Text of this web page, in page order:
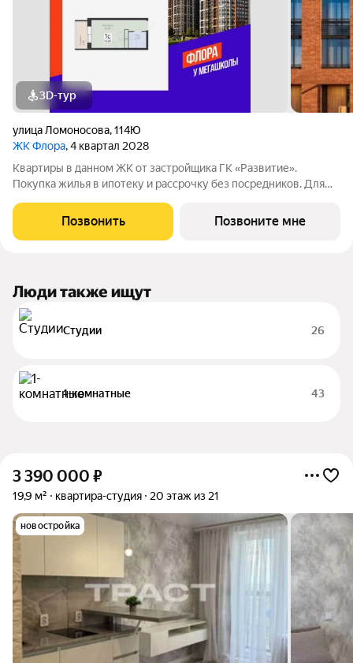
3D-тур
улица Ломоносова,114Ю
ЖК Флора, 4 квартал 2028
Квартиры в данном ЖК от застройщика ГК «Развитие».
Покупка жилья в ипотеку и рассрочку без посредников. Для
обращайтесь в отдел продаж застройщика.
Позвонить Позвоните мне
Люди также ищут
Студии 26
1-комнатные 43
3 390 000 ₽
19,9 м² квартира-студия 20 этаж из 21
новостройка